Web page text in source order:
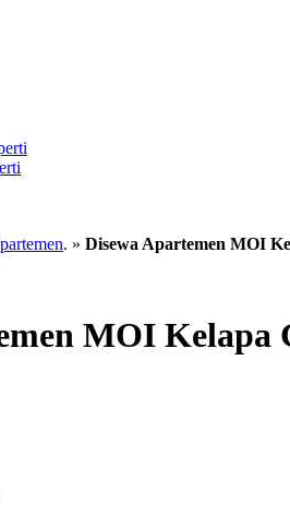
. » Disewa Apartemen MOI
MOI